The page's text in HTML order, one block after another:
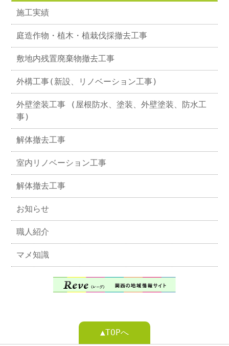
施工実績
庭造作物・植木・植栽伐採撤去工事
敷地内残置廃棄物撤去工事
外構工事(新設、リノベーション工事)
外壁塗装工事 (屋根防水、塗装、外壁塗装、防水工
事)
解体撤去工事
室内リノベーション工事
解体撤去工事
お知らせ
職人紹介
マメ知識
▲TOPへ